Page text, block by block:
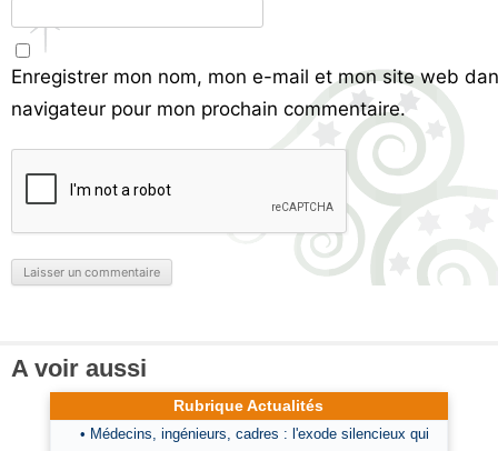
Enregistrer mon nom, mon e-mail et mon site web
navigateur pour mon prochain commentaire.
A voir aussi
Rubrique Actualités
• Médecins, ingénieurs, cadres : l'exode silencieux qui